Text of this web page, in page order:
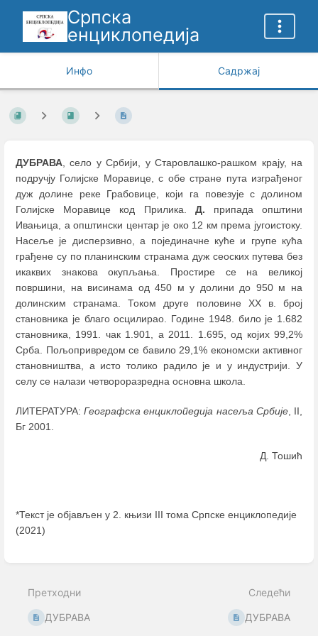
Српска
енциклопедија
Инфо Садржај
ДУБРАВА, село у Србији, у Старовлашко-рашком крају, на
подручју Голијске Моравице, с обе стране пута изграђеног
дуж долине реке Грабовице, који га повезује с долином
Голијске Моравице код Прилика. Д. припада општини
Ивањица, а општински центар је око 12 км према југоистоку.
Насеље је дисперзивно, а појединачне куће и групе кућа
грађене су по планинским странама дуж сеоских путева без
икаквих знакова окупљања. Простире се на великој
површини, на висинама од 450 м у долини до 950 м на
долинским странама. Током друге половине XX в. број
становника је благо осцилирао. Године 1948. било је 1.682
становника, 1991. чак 1.901, а 2011. 1.695, од којих 99,2%
Срба. Пољопривредом се бавило 29,1% економски активног
становништва, а исто толико радило је и у индустрији. У
селу се налази четвороразредна основна школа.
ЛИТЕРАТУРА:Географска енциклопедија насеља Србије, II,
Бг 2001.
Д. Тошић
*Текст је објављен у 2. књизи III тома Српске енциклопедије
(2021)
mode
Претходни
ДУБРАВА
Следећи
ДУБРАВА